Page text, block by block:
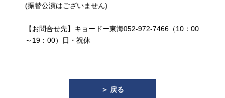
(振替公演はございません)
【お問合せ先】キョードー東海052-972-7466（10：00
～19：00）日・祝休
＞ 戻る